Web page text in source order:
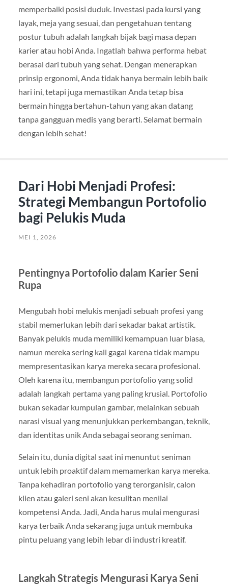
memperbaiki posisi duduk. Investasi pada kursi yang
layak, meja yang sesuai, dan pengetahuan tentang
postur tubuh adalah langkah bijak bagi masa depan
karier atau hobi Anda. Ingatlah bahwa performa hebat
berasal dari tubuh yang sehat. Dengan menerapkan
prinsip ergonomi, Anda tidak hanya bermain lebih baik
hari ini, tetapi juga memastikan Anda tetap bisa
bermain hingga bertahun-tahun yang akan datang
tanpa gangguan medis yang berarti. Selamat bermain
dengan lebih sehat!
Dari Hobi Menjadi Profesi:
Strategi Membangun Portofolio
bagi Pelukis Muda
MEI 1, 2026
Pentingnya Portofolio dalam Karier Seni
Rupa
Mengubah hobi melukis menjadi sebuah profesi yang
stabil memerlukan lebih dari sekadar bakat artistik.
Banyak pelukis muda memiliki kemampuan luar biasa,
namun mereka sering kali gagal karena tidak mampu
mempresentasikan karya mereka secara profesional.
Oleh karena itu, membangun portofolio yang solid
adalah langkah pertama yang paling krusial. Portofolio
bukan sekadar kumpulan gambar, melainkan sebuah
narasi visual yang menunjukkan perkembangan, teknik,
dan identitas unik Anda sebagai seorang seniman.
Selain itu, dunia digital saat ini menuntut seniman
untuk lebih proaktif dalam memamerkan karya mereka.
Tanpa kehadiran portofolio yang terorganisir, calon
klien atau galeri seni akan kesulitan menilai
kompetensi Anda. Jadi, Anda harus mulai mengurasi
karya terbaik Anda sekarang juga untuk membuka
pintu peluang yang lebih lebar di industri kreatif.
Langkah Strategis Mengurasi Karya Seni